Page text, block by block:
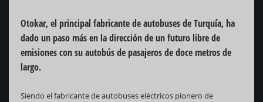
Otokar, el principal fabricante de autobuses de Turquía, ha
dado un paso más en la dirección de un futuro libre de
emisiones con su autobús de pasajeros de doce metros de
largo.
Siendo el fabricante de autobuses eléctricos pionero de